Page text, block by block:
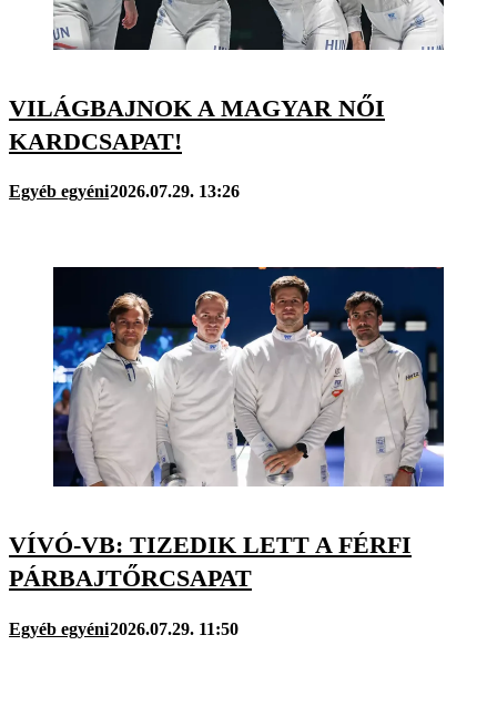
VILÁGBAJNOK A MAGYAR NŐI
KARDCSAPAT!
Egyéb egyéni2026.07.29. 13:26
VÍVÓ-VB: TIZEDIK LETT A FÉRFI
PÁRBAJTŐRCSAPAT
Egyéb egyéni2026.07.29. 11:50